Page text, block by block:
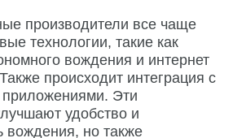
производители все чаще
технологии, такие как
вождения и интернет
происходит интеграция с
Эти
удобство и
вождения, но также